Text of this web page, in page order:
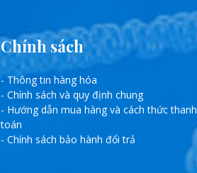
Chính sách
- Thông tin hàng hóa
- Chính sách và quy định chung
- Hướng dẫn mua hàng và cách thức thanh
toán
- Chính sách bảo hành đổi trả